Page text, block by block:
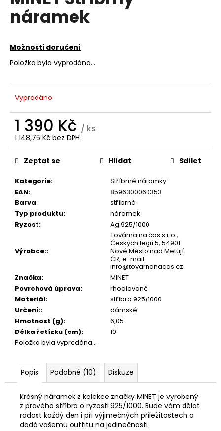
náramek
Možnosti doručení
Položka byla vyprodána…
Vyprodáno
1 390 Kč / ks
1 148,76 Kč bez DPH
Měrná
cena:
Kategorie:
Stříbrné náramky
EAN:
8596300060353
Barva:
stříbrná
Typ produktu:
náramek
Ryzost: Ag 925/1000
Výrobce::
Továrna na čas s.r.o.,
Českých legií 5, 54901
Nové Město nad Metují,
ČR, e-mail:
info@tovarnanacas.cz
Značka:
MINET
Povrchová úprava:
rhodiované
Materiál:
stříbro 925/1000
Určení::
dámské
Hmotnost (g):
6,05
Délka řetízku (cm):
19
Položka byla vyprodána…
Zeptat se Hlídat Sdílet
Popis Podobné (10) Diskuze
Krásný náramek z kolekce značky MINET je vyrobený
z pravého stříbra o ryzosti 925/1000. Bude vám dělat
radost každý den i při výjimečných příležitostech a
dodá vašemu outfitu na jedinečnosti.
a
j
t
?
HLEDAT
D
p
o
u
č
e
e